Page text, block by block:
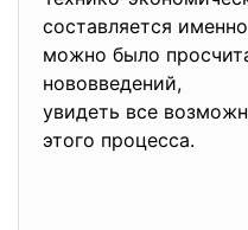
составляется
можно было
нововведений,
увидеть все
этого процесса.